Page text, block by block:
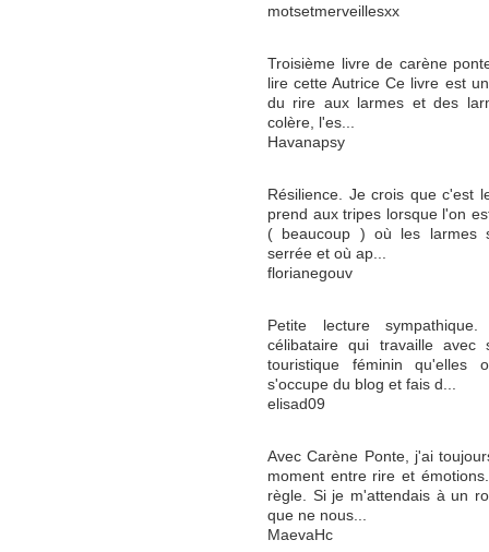
motsetmerveillesxx
Troisième livre de carène
lire cette Autrice Ce livre est
du rire aux larmes et des
colère, l'es...
Havanapsy
Résilience. Je crois que c'est
prend aux tripes lorsque l'on
( beaucoup ) où les larmes
serrée et où ap...
florianegouv
Petite lecture
célibataire qui travaille
touristique féminin qu'elles
s'occupe du blog et fais d...
elisad09
Avec Carène Ponte, j'ai
moment entre rire et
règle. Si je m'attendais à un
que ne nous...
MaevaHc